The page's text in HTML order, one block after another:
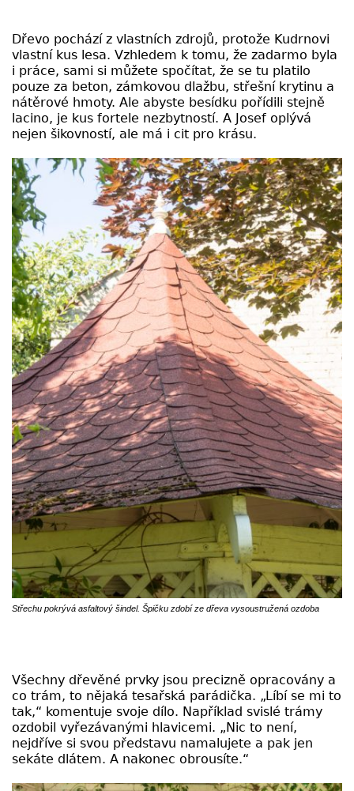
Dřevo pochází z vlastních zdrojů, protože Kudrnovi
vlastní kus lesa. Vzhledem k tomu, že zadarmo byla
i práce, sami si můžete spočítat, že se tu platilo
pouze za beton, zámkovou dlažbu, střešní krytinu a
nátěrové hmoty. Ale abyste besídku pořídili stejně
lacino, je kus fortele nezbytností. A Josef oplývá
nejen šikovností, ale má i cit pro krásu.
Střechu pokrývá asfaltový šindel. Špičku zdobí ze dřeva vysoustružená ozdoba
Všechny dřevěné prvky jsou precizně opracovány a
co trám, to nějaká tesařská parádička. „Líbí se mi to
tak,“ komentuje svoje dílo. Například svislé trámy
ozdobil vyřezávanými hlavicemi. „Nic to není,
nejdříve si svou představu namalujete a pak jen
sekáte dlátem. A nakonec obrousíte.“